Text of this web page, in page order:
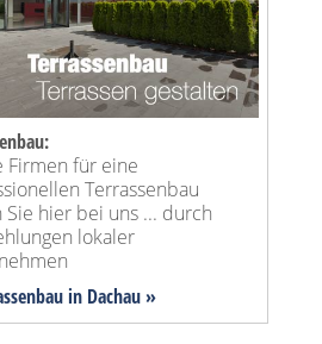
Firmen für eine
Terrassenbau
Sie hier bei uns ... durch
lokaler
in Dachau »